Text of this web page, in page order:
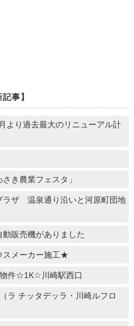
記事】
り過去最大のリニューアル計
き農業フェスタ」
ラザ 温泉通り沿いと河原町団地
販売機がありました
スメーカー施工★
物件☆1K☆川崎駅西口
ラ チッタデッラ・川崎ルフロ